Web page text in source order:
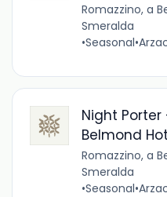
Romazzino, a
Smeralda
•Seasonal•
Night
Belmond
Romazzino, a
Smeralda
•Seasonal•